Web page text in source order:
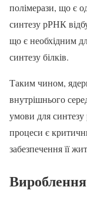
полімерази, що є
синтезу рРНК
що є необхідним
синтезу білків.
Таким чином,
внутрішнього
умови для
процеси є
забезпечення її